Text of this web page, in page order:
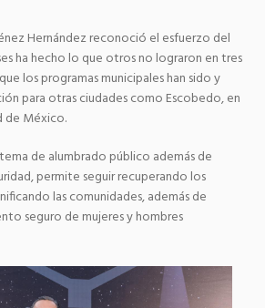
Hernández reconoció el esfuerzo del
ha hecho lo que otros no lograron en tres
los programas municipales han sido y
para otras ciudades como Escobedo, en
de México.
de alumbrado público además de
permite seguir recuperando los
las comunidades, además de
seguro de mujeres y hombres